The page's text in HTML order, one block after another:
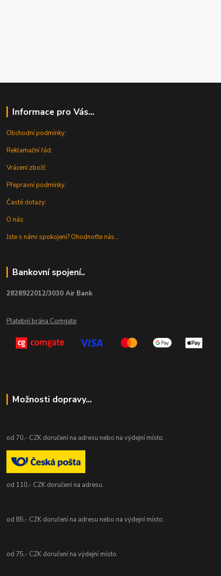
Informace pro Vás...
Obchodní podmínky:
Reklamační řád:
Vrácení zboží:
Přepravní podmínky:
Časté dotazy:
O nás:
Jste s námi spokojeni? Ohodnoťte nás...
Bankovní spojení..
2828922012/3030 Air Bank
Platební brána Comgate
Možnosti dopravy...
od 70,- CZK doručení na adresu nebo na výdejní místo.
od 110,- CZK doručení na adresu.
od 85,- CZK doručení na adresu nebo na výdejní místo.
od 75,- CZK doručení na výdejní místo.